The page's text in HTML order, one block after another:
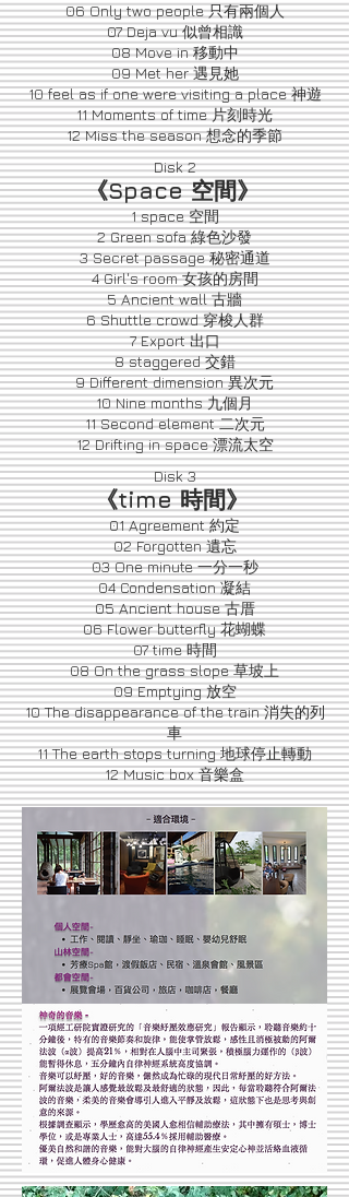
06 Only two people 只有兩個人
07 Deja vu 似曾相識
08 Move in 移動中
09 Met her 遇見她
10 feel as if one were visiting a place 神遊
11 Moments of time 片刻時光
12 Miss the season 想念的季節
Disk 2
《Space 空間》
1 space 空間
2 Green sofa 綠色沙發
3 Secret passage 秘密通道
4 Girl's room 女孩的房間
5 Ancient wall 古牆
6 Shuttle crowd 穿梭人群
7 Export 出口
8 staggered 交錯
9 Different dimension 異次元
10 Nine months 九個月
11 Second element 二次元
12 Drifting in space 漂流太空
Disk 3
《time 時間》
01 Agreement 約定
02 Forgotten 遺忘
03 One minute 一分一秒
04 Condensation 凝結
05 Ancient house 古厝
06 Flower butterfly 花蝴蝶
07 time 時間
08 On the grass slope 草坡上
09 Emptying 放空
10 The disappearance of the train 消失的列
車
11 The earth stops turning 地球停止轉動
12 Music box 音樂盒